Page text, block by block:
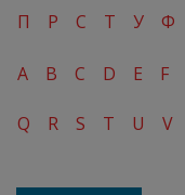
П Р С Т У Ф
A B C D E F
Q R S T U V